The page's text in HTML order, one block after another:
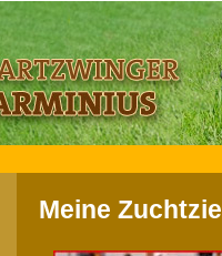
Meine